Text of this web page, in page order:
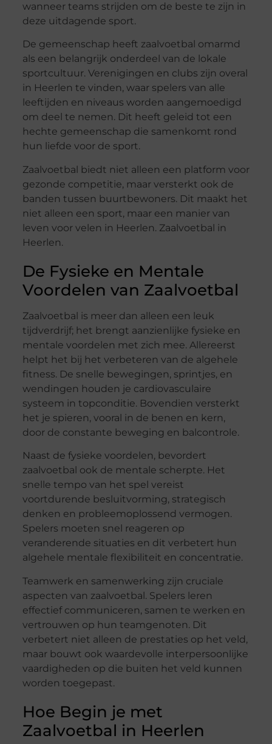
wanneer teams strijden om de beste te zijn in
deze uitdagende sport.
De gemeenschap heeft zaalvoetbal omarmd
als een belangrijk onderdeel van de lokale
sportcultuur. Verenigingen en clubs zijn overal
in Heerlen te vinden, waar spelers van alle
leeftijden en niveaus worden aangemoedigd
om deel te nemen. Dit heeft geleid tot een
hechte gemeenschap die samenkomt rond
hun liefde voor de sport.
Zaalvoetbal biedt niet alleen een platform voor
gezonde competitie, maar versterkt ook de
banden tussen buurtbewoners. Dit maakt het
niet alleen een sport, maar een manier van
leven voor velen in Heerlen. Zaalvoetbal in
Heerlen.
De Fysieke en Mentale
Voordelen van Zaalvoetbal
Zaalvoetbal is meer dan alleen een leuk
tijdverdrijf; het brengt aanzienlijke fysieke en
mentale voordelen met zich mee. Allereerst
helpt het bij het verbeteren van de algehele
fitness. De snelle bewegingen, sprintjes, en
wendingen houden je cardiovasculaire
systeem in topconditie. Bovendien versterkt
het je spieren, vooral in de benen en kern,
door de constante beweging en balcontrole.
Naast de fysieke voordelen, bevordert
zaalvoetbal ook de mentale scherpte. Het
snelle tempo van het spel vereist
voortdurende besluitvorming, strategisch
denken en probleemoplossend vermogen.
Spelers moeten snel reageren op
veranderende situaties en dit verbetert hun
algehele mentale flexibiliteit en concentratie.
Teamwerk en samenwerking zijn cruciale
aspecten van zaalvoetbal. Spelers leren
effectief communiceren, samen te werken en
vertrouwen op hun teamgenoten. Dit
verbetert niet alleen de prestaties op het veld,
maar bouwt ook waardevolle interpersoonlijke
vaardigheden op die buiten het veld kunnen
worden toegepast.
Hoe Begin je met
Zaalvoetbal in Heerlen